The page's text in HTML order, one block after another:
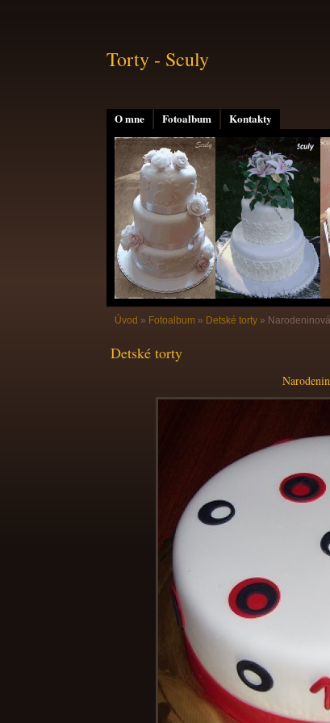
O mne Fotoalbum Kontakty
Torty - Sculy
Úvod » Fotoalbum » Detské torty »
Detské torty